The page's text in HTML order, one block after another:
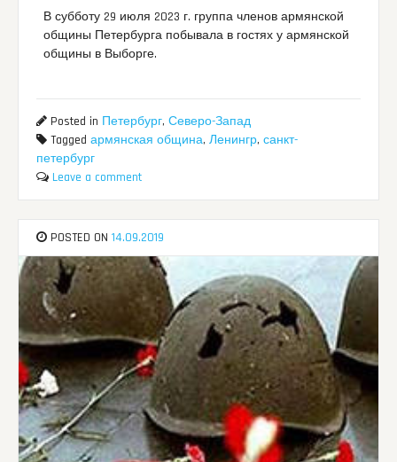
В субботу 29 июля 2023 г. группа членов армянской
общины Петербурга побывала в гостях у армянской
общины в Выборге.
Posted in Петербург,Северо-Запад
Taggedармянская община,Ленингр,санкт-
петербург
Leave a comment
POSTED ON14.09.2019